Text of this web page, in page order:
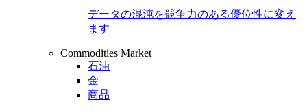
データの混沌を競争力のある優位性に変え
ます
Commodities Market
石油
金
商品